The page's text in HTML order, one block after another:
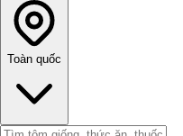
Toàn quốc